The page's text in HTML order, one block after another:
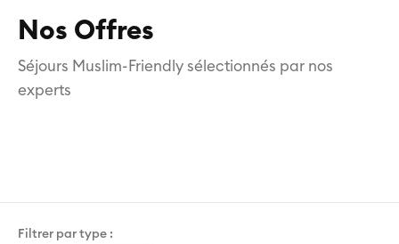
Nos Offres
Séjours Muslim-Friendly sélectionnés par nos
experts
Filtrer par type :